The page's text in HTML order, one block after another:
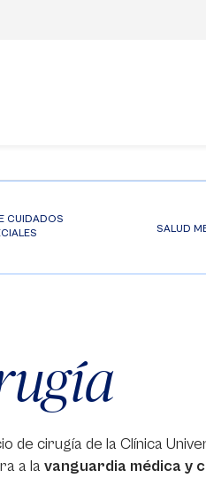
CUIDADOS
SALUD
de cirugía de la Clínica
a lavanguardia médica y